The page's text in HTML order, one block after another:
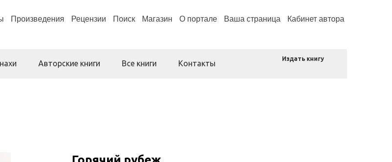
Произведения Рецензии Поиск Магазин О портале Ваша страница Кабинет автора
Авторские книги Все книги Контакты
Издать книгу